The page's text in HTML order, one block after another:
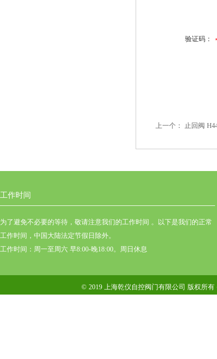
验证码：
上一个： 止回阀
工作时间
为了避免不必要的等待，敬请注意我们的工作时间 。以下是我们的正常
工作时间，中国大陆法定节假日除外。
工作时间：周一至周六 早8:00-晚18:00。周日休息
© 2019 上海乾仪自控阀门有限公司 版权所有